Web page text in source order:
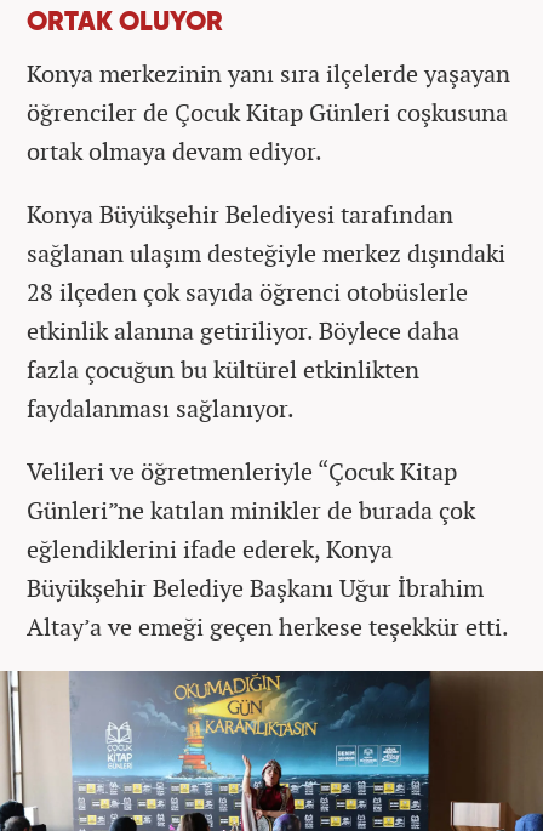
ORTAK OLUYOR
Konya merkezinin yanı sıra ilçelerde yaşayan
öğrenciler de Çocuk Kitap Günleri coşkusuna
ortak olmaya devam ediyor.
Konya Büyükşehir Belediyesi tarafından
sağlanan ulaşım desteğiyle merkez dışındaki
28 ilçeden çok sayıda öğrenci otobüslerle
etkinlik alanına getiriliyor. Böylece daha
fazla çocuğun bu kültürel etkinlikten
faydalanması sağlanıyor.
Velileri ve öğretmenleriyle “Çocuk Kitap
Günleri”ne katılan minikler de burada çok
eğlendiklerini ifade ederek, Konya
Büyükşehir Belediye Başkanı Uğur İbrahim
Altay’a ve emeği geçen herkese teşekkür etti.